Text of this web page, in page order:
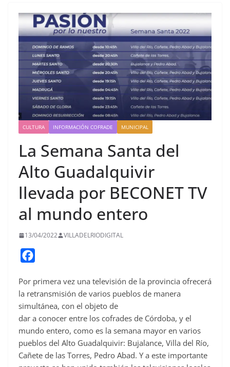
CULTURA INFORMACIÓN COFRADE MUNICIPAL
La Semana Santa del
Alto Guadalquivir
llevada por BECONET TV
al mundo entero
13/04/2022 VILLADELRIODIGITAL
c
e
o
o
k
Por primera vez una televisión de la provincia ofrecerá
la retransmisión de varios pueblos de manera
simultánea, con el objeto de
dar a conocer entre los cofrades de Córdoba, y el
mundo entero, como es la semana mayor en varios
pueblos del Alto Guadalquivir: Bujalance, Villa del Río,
Cañete de las Torres, Pedro Abad. Y a este importante